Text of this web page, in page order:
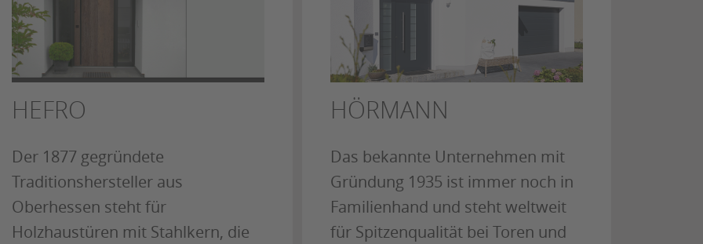
HEFRO
Der 1877 gegründete
Traditionshersteller aus
Oberhessen steht für
Holzhaustüren mit Stahlkern, die
HÖRMANN
Das bekannte Unternehmen mit
Gründung 1935 ist immer noch in
Familienhand und steht weltweit
für Spitzenqualität bei Toren und